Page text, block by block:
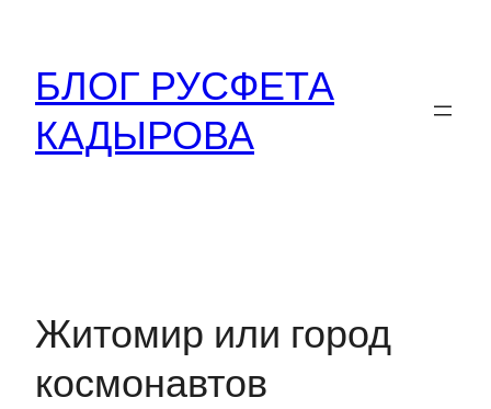
содержимому
БЛОГ РУСФЕТА
КАДЫРОВА
Житомир или город
космонавтов